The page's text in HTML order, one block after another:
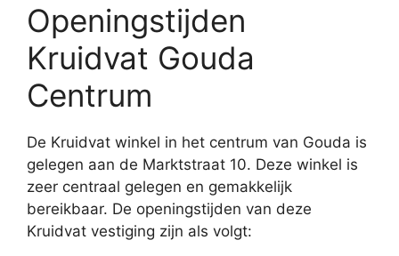
Openingstijden
Kruidvat Gouda
Centrum
De Kruidvat winkel in het centrum van Gouda is
gelegen aan de Marktstraat 10. Deze winkel is
zeer centraal gelegen en gemakkelijk
bereikbaar. De openingstijden van deze
Kruidvat vestiging zijn als volgt: